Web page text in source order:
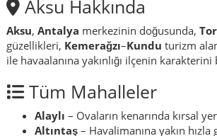
Aksu Hakkında
Aksu, Antalya merkezinin doğusunda,
güzellikleri, Kemerağzı–Kundu turizm
ile havaalanına yakınlığı ilçenin
Tüm Mahalleler
Alaylı – Ovaların kenarında kırsal
Altıntaş – Havalimanına yakın